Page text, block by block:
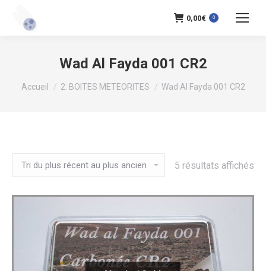
0,00€ 0
Wad Al Fayda 001 CR2
Vous êtes ici :
Accueil 2. BOITES METEORITES Wad Al Fayda 001 CR2
5 résultats affichés